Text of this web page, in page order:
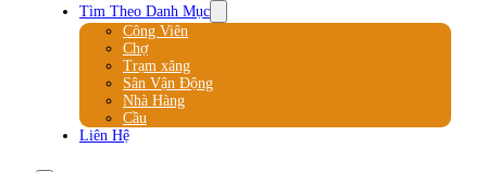
Tìm Theo Danh Mục
Công Viên
Chợ
Trạm xăng
Sân Vận Động
Nhà Hàng
Cầu
Liên Hệ